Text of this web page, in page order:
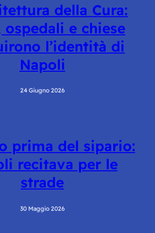
della Cura:
e chiese
l’identità di
Napoli
24 Giugno 2026
prima del sipario:
recitava per le
strade
30 Maggio 2026